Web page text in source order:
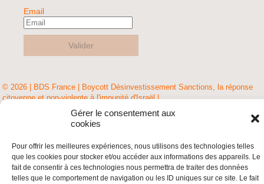
Gérer le consentement aux
cookies
Pour offrir les meilleures expériences, nous utilisons des technologies telles
que les cookies pour stocker et/ou accéder aux informations des appareils. Le
fait de consentir à ces technologies nous permettra de traiter des données
telles que le comportement de navigation ou les ID uniques sur ce site. Le fait
Email
Valider
© 2026 | BDS France | Boycott Désinvestissement Sanctions, la réponse
citoyenne et non-violente à l'impunité d'Israël |